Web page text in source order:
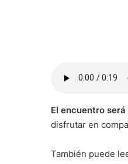
El encuentro
disfrutar en
También puede